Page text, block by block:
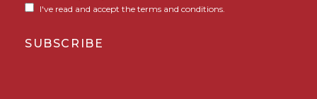
I've read and accept the terms and conditions.